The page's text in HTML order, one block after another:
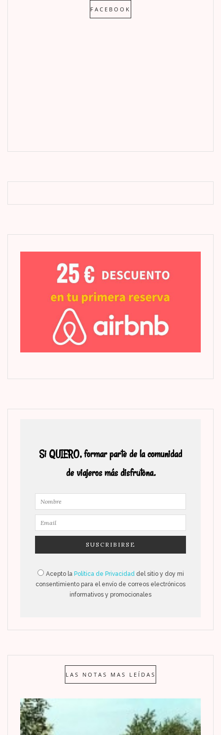
FACEBOOK
Si QUIERO, formar parte de la comunidad
de viajeros más disfrutona.
Acepto la Política de Privacidad del sitio y doy mi
consentimiento para el envío de correos electrónicos
informativos y promocionales
LAS NOTAS MAS LEÍDAS